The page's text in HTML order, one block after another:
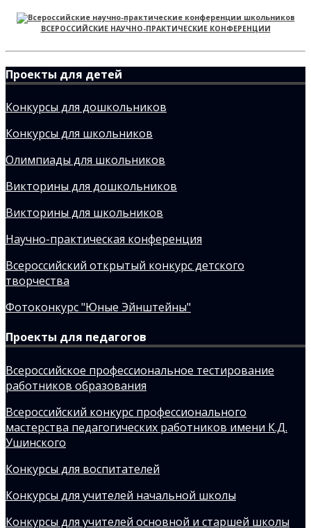
ВСЕРОССИЙСКИЕ НАУЧНО-ПРАКТИЧЕСКИЕ КОНФЕРЕНЦИИ
Проекты для детей
Конкурсы для дошкольников
Конкурсы для школьников
Олимпиады для школьников
Викторины для дошкольников
Викторины для школьников
Научно-практическая конференция
Всероссийский открытый конкурс детского
творчества
Фотоконкурс "Юные Эйнштейны"
Проекты для педагогов
Всероссийское профессиональное тестирование
работников образования
Всероссийский конкурс профессионального
мастерства педагогических работников имени К.Д.
Ушинского
Конкурсы для воспитателей
Конкурсы для учителей начальной школы
Конкурсы для учителей основной и старшей школы